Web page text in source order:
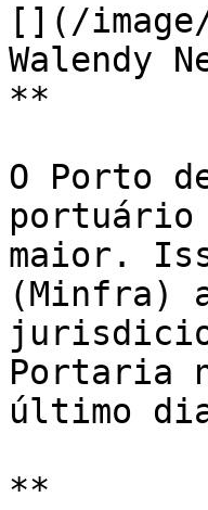
[](/image/
Walendy
**
O Porto
portuário
maior.
(Minfra)
Portaria
último
**